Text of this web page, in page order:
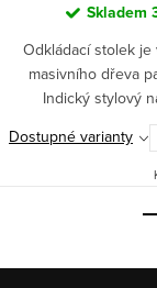
Skladem
Odkládací stolek
masivního dřeva
Indický stylový
Dostupné varianty